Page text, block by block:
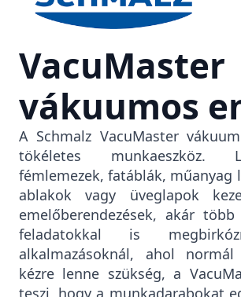
VacuMaster
vákuumos
A Schmalz VacuMaster
tökéletes munkaeszköz.
fémlemezek, fatáblák, műanyag
ablakok vagy üveglapok
emelőberendezések, akár
feladatokkal is
alkalmazásoknál, ahol
kézre lenne szükség, a
teszi, hogy a munkadarabokat